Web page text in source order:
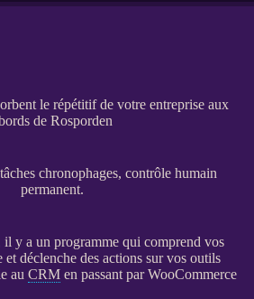
le répétitif de votre entreprise aux
de Rosporden
chronophages, contrôle humain
permanent.
il y a un programme qui comprend vos
et déclenche des actions sur vos outils
au CRMen passant parWooCommerce